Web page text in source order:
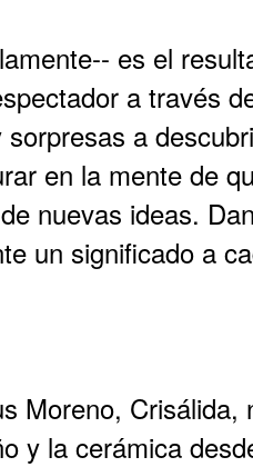
es el
a través
a
en la mente de
nuevas ideas.
un significado a
Moreno,
y la cerámica